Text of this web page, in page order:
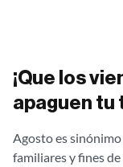
¡Que los
apaguen tu
humo con
Agosto es
familiares y fines